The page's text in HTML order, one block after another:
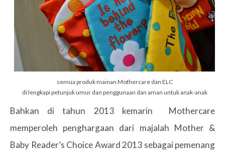
semua produk mainan Mothercare dan ELC
di lengkapi petunjuk umur dan penggunaan dan aman untuk anak-anak
Bahkan di tahun 2013 kemarin Mothercare
memperoleh penghargaan dari majalah Mother &
Baby Reader’s Choice Award 2013 sebagai pemenang